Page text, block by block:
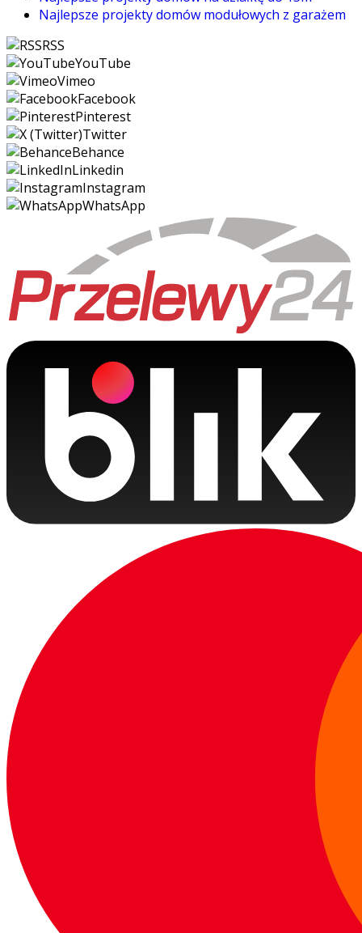
Najlepsze projekty domów modułowych z garażem
RSS
YouTube
Vimeo
Facebook
Pinterest
Twitter
Behance
Linkedin
Instagram
WhatsApp